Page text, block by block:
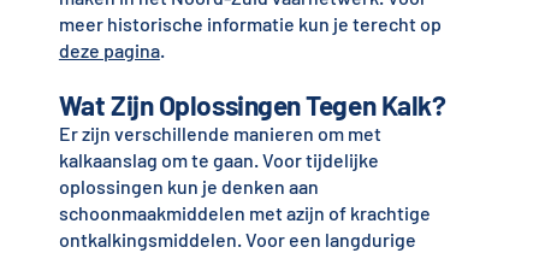
meer historische informatie kun je terecht op
deze pagina.
Wat Zijn Oplossingen Tegen Kalk?
Er zijn verschillende manieren om met
kalkaanslag om te gaan. Voor tijdelijke
oplossingen kun je denken aan
schoonmaakmiddelen met azijn of krachtige
ontkalkingsmiddelen. Voor een langdurige